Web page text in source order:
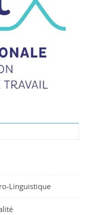
Linguistique